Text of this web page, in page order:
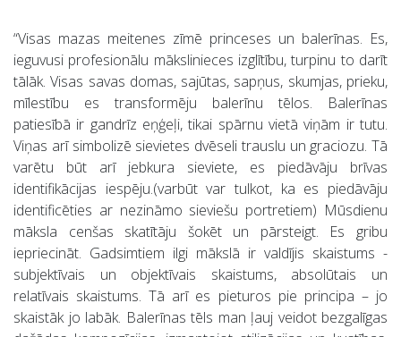
“Visas mazas meitenes zīmē princeses un balerīnas. Es,
ieguvusi profesionālu mākslinieces izglītību, turpinu to darīt
tālāk. Visas savas domas, sajūtas, sapņus, skumjas, prieku,
mīlestību es transformēju balerīnu tēlos. Balerīnas
patiesībā ir gandrīz eņģeļi, tikai spārnu vietā viņām ir tutu.
Viņas arī simbolizē sievietes dvēseli trauslu un graciozu. Tā
varētu būt arī jebkura sieviete, es piedāvāju brīvas
identifikācijas iespēju.(varbūt var tulkot, ka es piedāvāju
identificēties ar nezināmo sieviešu portretiem) Mūsdienu
māksla cenšas skatītāju šokēt un pārsteigt. Es gribu
iepriecināt. Gadsimtiem ilgi mākslā ir valdījis skaistums -
subjektīvais un objektīvais skaistums, absolūtais un
relatīvais skaistums. Tā arī es pieturos pie principa – jo
skaistāk jo labāk. Balerīnas tēls man ļauj veidot bezgalīgas